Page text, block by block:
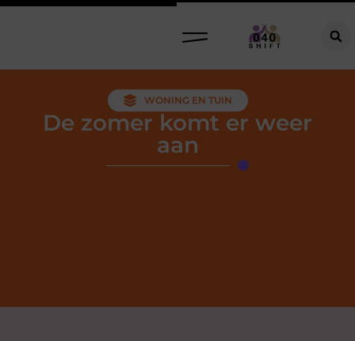
WONING EN TUIN
De zomer komt er weer
aan